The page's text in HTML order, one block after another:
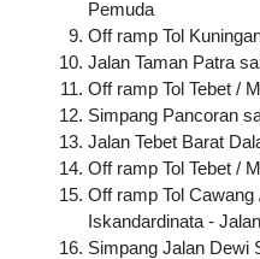
Pemuda
Off ramp Tol
Jalan Taman Patra
Off ramp Tol Tebet /
Simpang Pancoran
Jalan Tebet Barat
Off ramp Tol Tebet /
Off ramp Tol
Iskandardinata -
Simpang Jalan Dewi